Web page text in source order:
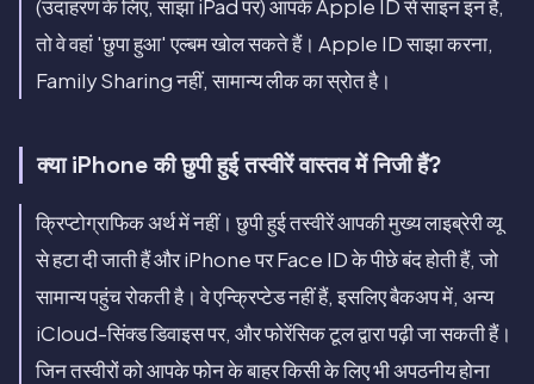
(उदाहरण के लिए, साझा iPad पर) आपके Apple ID से साइन इन है,
तो वे वहां 'छुपा हुआ' एल्बम खोल सकते हैं। Apple ID साझा करना,
Family Sharing नहीं, सामान्य लीक का स्रोत है।
क्या iPhone की छुपी हुई तस्वीरें वास्तव में निजी हैं?
क्रिप्टोग्राफिक अर्थ में नहीं। छुपी हुई तस्वीरें आपकी मुख्य लाइब्रेरी व्यू
से हटा दी जाती हैं और iPhone पर Face ID के पीछे बंद होती हैं, जो
सामान्य पहुंच रोकती है। वे एन्क्रिप्टेड नहीं हैं, इसलिए बैकअप में, अन्य
iCloud-सिंक्ड डिवाइस पर, और फोरेंसिक टूल द्वारा पढ़ी जा सकती हैं।
जिन तस्वीरों को आपके फोन के बाहर किसी के लिए भी अपठनीय होना